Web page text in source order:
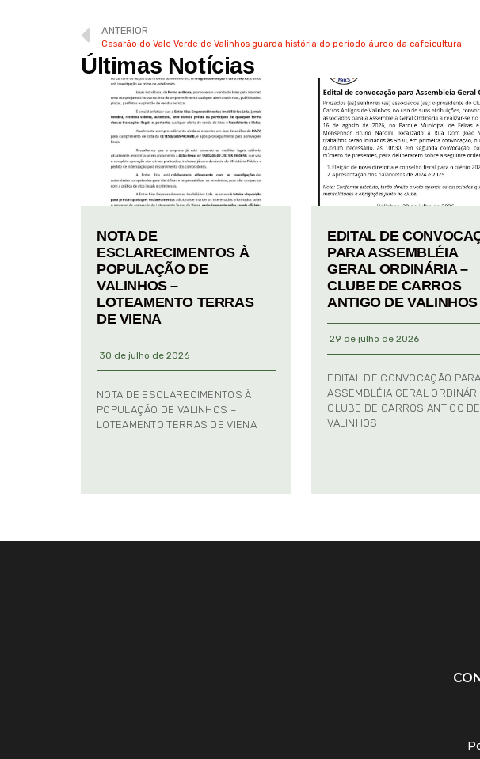
ANTERIOR
Casarão do Vale Verde de Valinhos guarda história do período áureo da cafeicultura
Últimas Notícias
NOTA DE
ESCLARECIMENTOS À
POPULAÇÃO DE
VALINHOS –
LOTEAMENTO TERRAS
DE VIENA
30 de julho de 2026
NOTA DE ESCLARECIMENTOS À
POPULAÇÃO DE VALINHOS –
LOTEAMENTO TERRAS DE VIENA
EDITAL DE
PARA ASSEMBLÉIA
GERAL ORDINÁRIA –
CLUBE DE CARROS
ANTIGO DE VALINHOS
29 de julho de 2026
EDITAL DE CONVOCAÇÃO PARA
ASSEMBLÉIA GERAL
CLUBE DE CARROS ANTIGO DE
VALINHOS